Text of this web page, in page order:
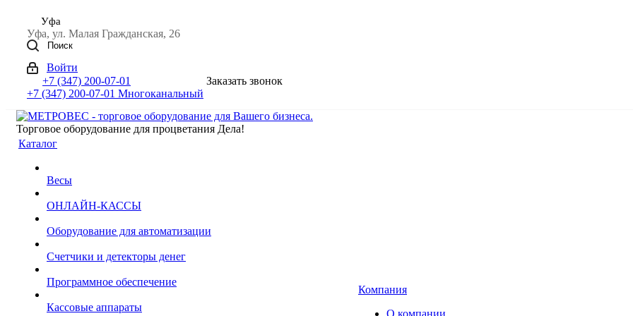
Уфа
Уфа, ул. Малая Гражданская, 26
Поиск
Войти
+7 (347) 200-07-01
+7 (347) 200-07-01 Многоканальный
Заказать звонок
Торговое оборудование для процветания Дела!
Каталог
Весы
ОНЛАЙН-КАССЫ
Оборудование для автоматизации
Счетчики и детекторы денег
Программное обеспечение
Кассовые аппараты
Компания
О компании